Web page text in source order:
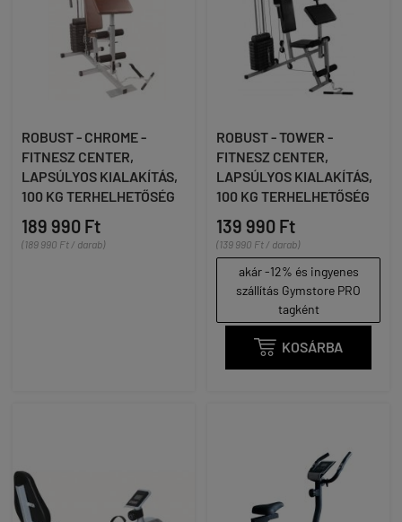
ROBUST - CHROME -
FITNESZ CENTER,
LAPSÚLYOS KIALAKÍTÁS,
100 KG TERHELHETŐSÉG
189 990 Ft
(189 990 Ft / darab)
ROBUST - TOWER -
FITNESZ CENTER,
LAPSÚLYOS KIALAKÍTÁS,
100 KG TERHELHETŐSÉG
139 990 Ft
(139 990 Ft / darab)
akár -12% és ingyenes
szállítás Gymstore PRO
tagként
 KOSÁRBA